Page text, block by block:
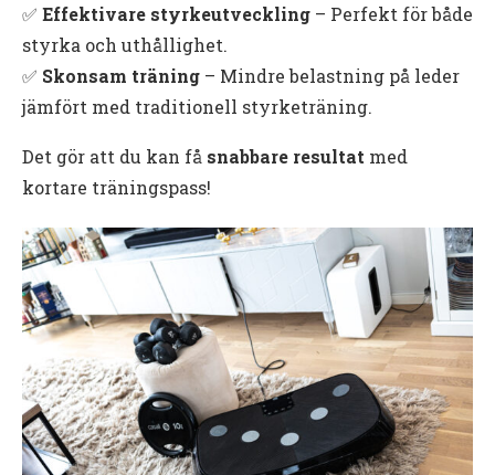
✅ Effektivare styrkeutveckling – Perfekt för både
styrka och uthållighet.
✅ Skonsam träning – Mindre belastning på leder
jämfört med traditionell styrketräning.
Det gör att du kan få snabbare resultat med
kortare träningspass!